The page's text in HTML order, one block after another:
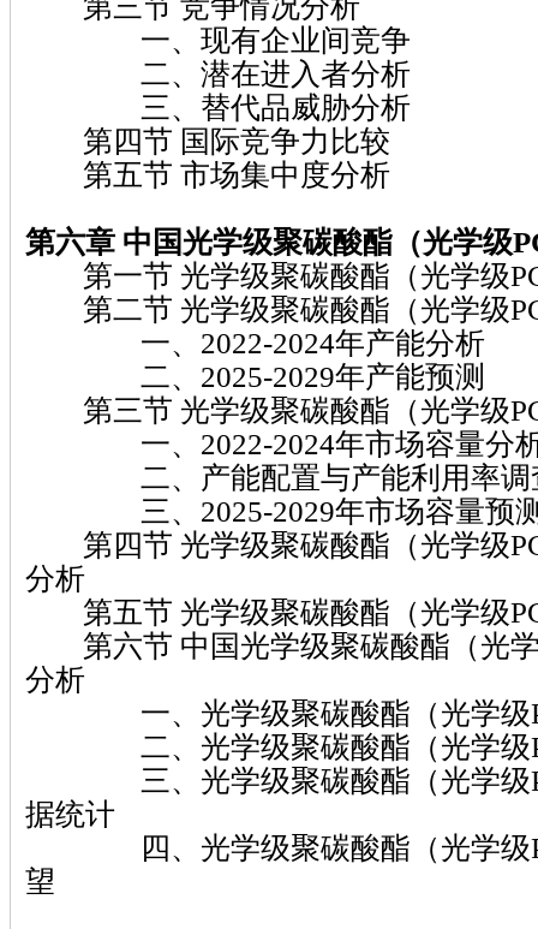
一、现有企业间竞争
二、潜在进入者分析
三、替代品威胁分析
第四节 国际竞争力比较
第五节 市场集中度分析
第六章 中国光学级聚碳酸酯（光学级
第一节 光学级聚碳酸酯（光学级
第二节 光学级聚碳酸酯（光学级
一、2022-2024年产能分析
二、2025-2029年产能预测
第三节 光学级聚碳酸酯（光学级
一、2022-2024年市场容量分
二、产能配置与产能利用率调
三、2025-2029年市场容量预
第四节 光学级聚碳酸酯（光学级
分析
第五节 光学级聚碳酸酯（光学级
第六节 中国光学级聚碳酸酯（光学
分析
一、光学级聚碳酸酯（光学级
二、光学级聚碳酸酯（光学级
三、光学级聚碳酸酯（光学级
据统计
四、光学级聚碳酸酯（光学级
望